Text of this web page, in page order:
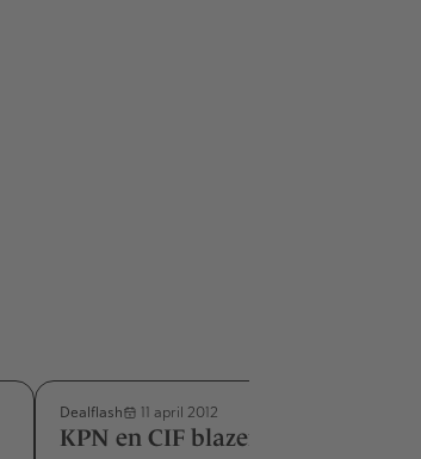
Dealflash 11 april 2012
KPN en CIF blazen overname